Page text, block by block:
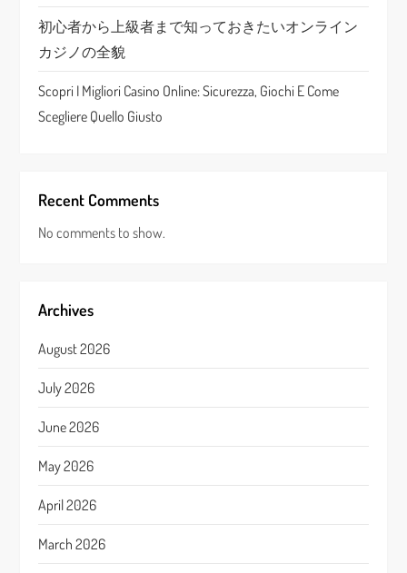
n
初心者から上級者まで知っておきたいオンライン
カジノの全貌
Scopri I Migliori Casino Online: Sicurezza, Giochi E Come
Scegliere Quello Giusto
Recent Comments
No comments to show.
Archives
August 2026
July 2026
June 2026
May 2026
April 2026
March 2026